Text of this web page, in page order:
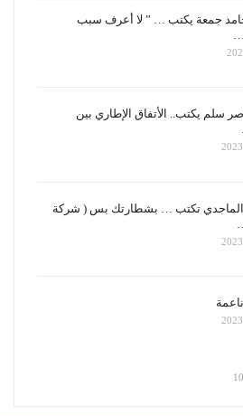
جمعة يكتب … ” لا أعرف سبب
سلم يكتب.. الأتفاق الإطاري بين
تكتب … بشطارتك بس ( شركة